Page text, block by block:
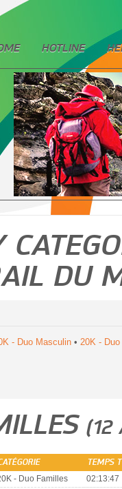
HOTLINE
DU
- Duo Masculin • 20K -
(12
TEMPS
- Duo Familles 02:13:47